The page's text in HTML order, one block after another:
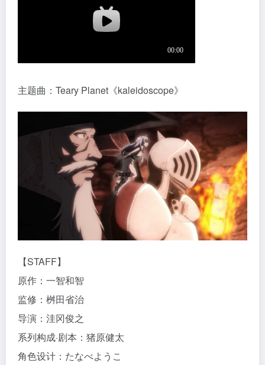
主题曲：Teary Planet《kaleidoscope》
【STAFF】
原作：一智和智
监修：桝田省治
导演：洼冈俊之
系列构成·剧本：猪原健太
角色设计：たなべようこ